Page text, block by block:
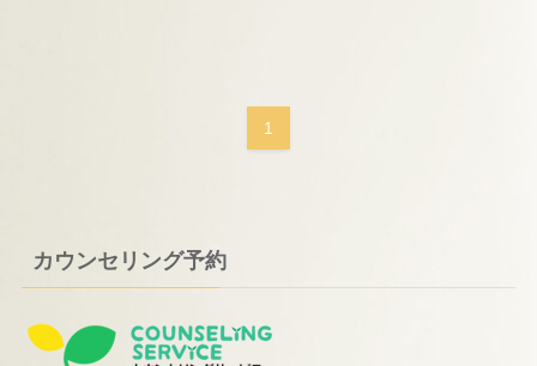
1
カウンセリング予約